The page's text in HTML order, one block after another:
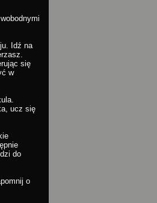
Idź na
się
w
ucz się
do
o